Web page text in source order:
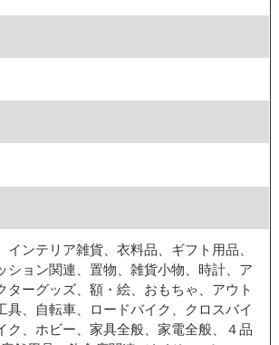
インテリア雑貨、衣料品、ギフト用品、
ション関連、置物、雑貨小物、時計、ア
ターグッズ、額・絵、おもちゃ、アウト
具、自転車、ロードバイク、クロスバイ
ク、ホビー、家具全般、家電全般、４品